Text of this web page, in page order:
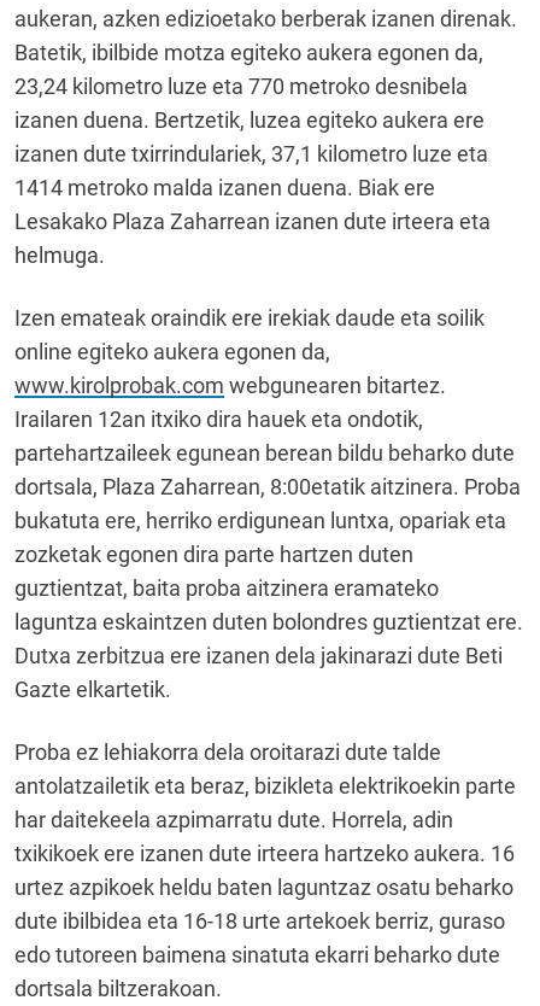
aukeran, azken edizioetako berberak izanen direnak.
Batetik, ibilbide motza egiteko aukera egonen da,
23,24 kilometro luze eta 770 metroko desnibela
izanen duena. Bertzetik, luzea egiteko aukera ere
izanen dute txirrindulariek, 37,1 kilometro luze eta
1414 metroko malda izanen duena. Biak ere
Lesakako Plaza Zaharrean izanen dute irteera eta
helmuga.
Izen emateak oraindik ere irekiak daude eta soilik
online egiteko aukera egonen da,
www.kirolprobak.com webgunearen bitartez.
Irailaren 12an itxiko dira hauek eta ondotik,
partehartzaileek egunean berean bildu beharko dute
dortsala, Plaza Zaharrean, 8:00etatik aitzinera. Proba
bukatuta ere, herriko erdigunean luntxa, opariak eta
zozketak egonen dira parte hartzen duten
guztientzat, baita proba aitzinera eramateko
laguntza eskaintzen duten bolondres guztientzat ere.
Dutxa zerbitzua ere izanen dela jakinarazi dute Beti
Gazte elkartetik.
Proba ez lehiakorra dela oroitarazi dute talde
antolatzailetik eta beraz, bizikleta elektrikoekin parte
har daitekeela azpimarratu dute. Horrela, adin
txikikoek ere izanen dute irteera hartzeko aukera. 16
urtez azpikoek heldu baten laguntzaz osatu beharko
dute ibilbidea eta 16-18 urte artekoek berriz, guraso
edo tutoreen baimena sinatuta ekarri beharko dute
dortsala biltzerakoan.